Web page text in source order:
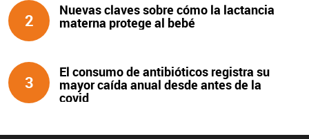
2
Nuevas claves sobre cómo la lactancia
materna protege al bebé
3
El consumo de antibióticos registra su
mayor caída anual desde antes de la
covid